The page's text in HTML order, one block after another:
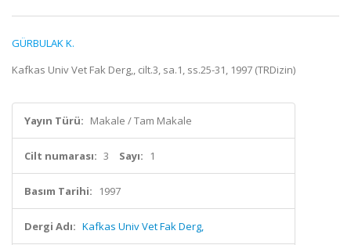
GÜRBULAK K.
Kafkas Univ Vet Fak Derg,, cilt.3, sa.1, ss.25-31, 1997 (TRDizin)
Yayın Türü: Makale / Tam Makale
Cilt numarası: 3 Sayı: 1
Basım Tarihi: 1997
Dergi Adı: Kafkas Univ Vet Fak Derg,